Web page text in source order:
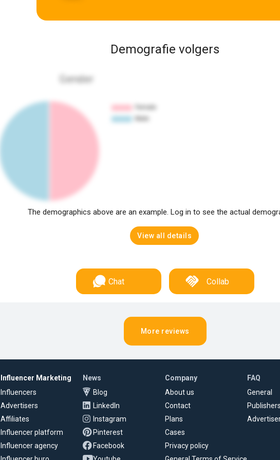
Demografie volgers
Gender
The demographics above are an example. Log in to see the actual
View all details
Chat Collab
More reviews
Influencer Marketing
Influencers
Advertisers
Affiliates
Influencer platform
Influencer agency
News
Blog
LinkedIn
Instagram
Pinterest
Facebook
Company
About us
Contact
Plans
Cases
Privacy policy
FAQ
General
Publishers